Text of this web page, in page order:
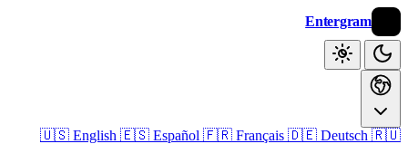
Entergram
🇺🇸 English 🇪🇸 Español 🇫🇷 Français 🇩🇪 Deutsch